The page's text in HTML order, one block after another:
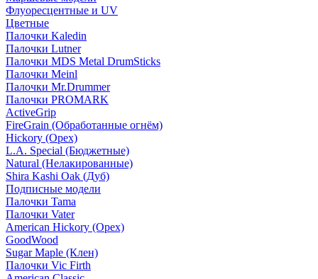
Флуоресцентные и UV
Цветные
Палочки Kaledin
Палочки Lutner
Палочки MDS Metal DrumSticks
Палочки Meinl
Палочки Mr.Drummer
Палочки PROMARK
ActiveGrip
FireGrain (Обработанные огнём)
Hickory (Орех)
L.A. Special (Бюджетные)
Natural (Нелакированные)
Shira Kashi Oak (Дуб)
Подписные модели
Палочки Tama
Палочки Vater
American Hickory (Орех)
GoodWood
Sugar Maple (Клен)
Палочки Vic Firth